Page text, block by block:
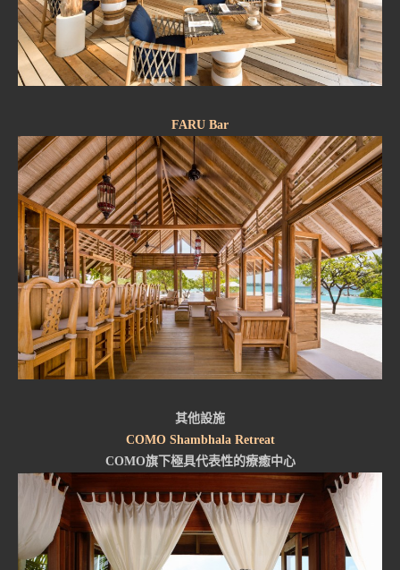
FARU Bar
其他設施
COMO Shambhala Retreat
COMO旗下極具代表性的療癒中心